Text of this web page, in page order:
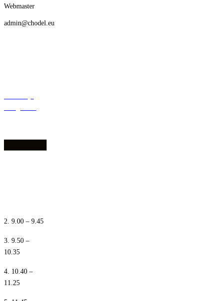
Webmaster
admin@chodel.eu
2. 9.00 – 9.45
3. 9.50 –
10.35
4. 10.40 –
11.25